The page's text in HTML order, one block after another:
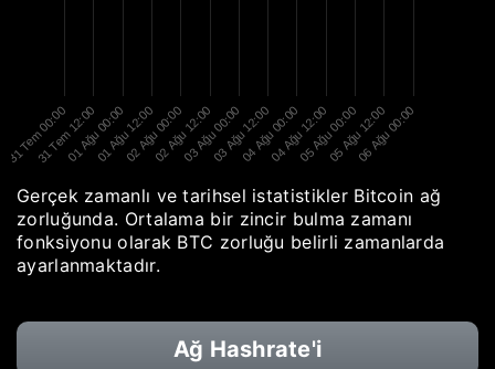
31 Tem 00:00
31 Tem 12:0001 Ağu 00:0001 Ağu 12:0002 Ağu 00:0002 Ağu 12:0003 Ağu 00:0003 Ağu 12:0004 Ağu 00:0004 Ağu 12:0005 Ağu 00:0005 Ağu 12:00
06 Ağu 00:00
Gerçek zamanlı ve tarihsel istatistikler Bitcoin ağ
zorluğunda. Ortalama bir zincir bulma zamanı
fonksiyonu olarak BTC zorluğu belirli zamanlarda
ayarlanmaktadır.
Ağ Hashrate'i